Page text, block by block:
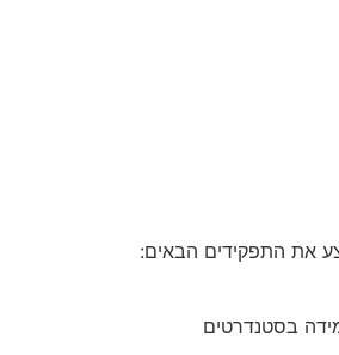
את התפקידים הבאים:
בסטנדרטים